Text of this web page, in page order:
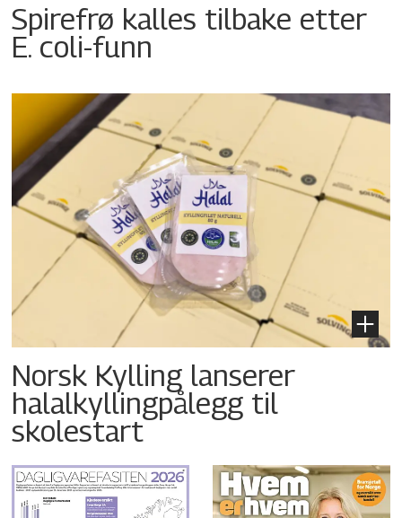
Spirefrø kalles tilbake etter
E. coli-funn
Norsk Kylling lanserer
halalkyllingpålegg til
skolestart